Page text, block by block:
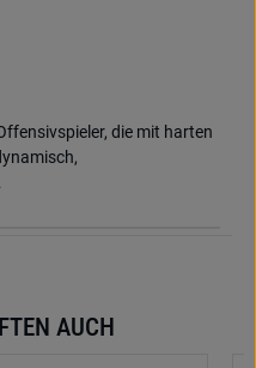
die mit harten
AUCH